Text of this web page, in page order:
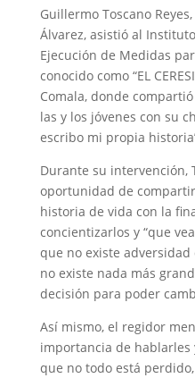
Guillermo Toscano
Álvarez, asistió al
Ejecución de Medidas
conocido como “EL
Comala, donde
las y los jóvenes con su
escribo mi propia
Durante su intervención,
oportunidad de
historia de vida con la
concientizarlos y “que
que no existe
no existe nada más
decisión para poder
Así mismo, el regidor
importancia de hablarles
que no todo está